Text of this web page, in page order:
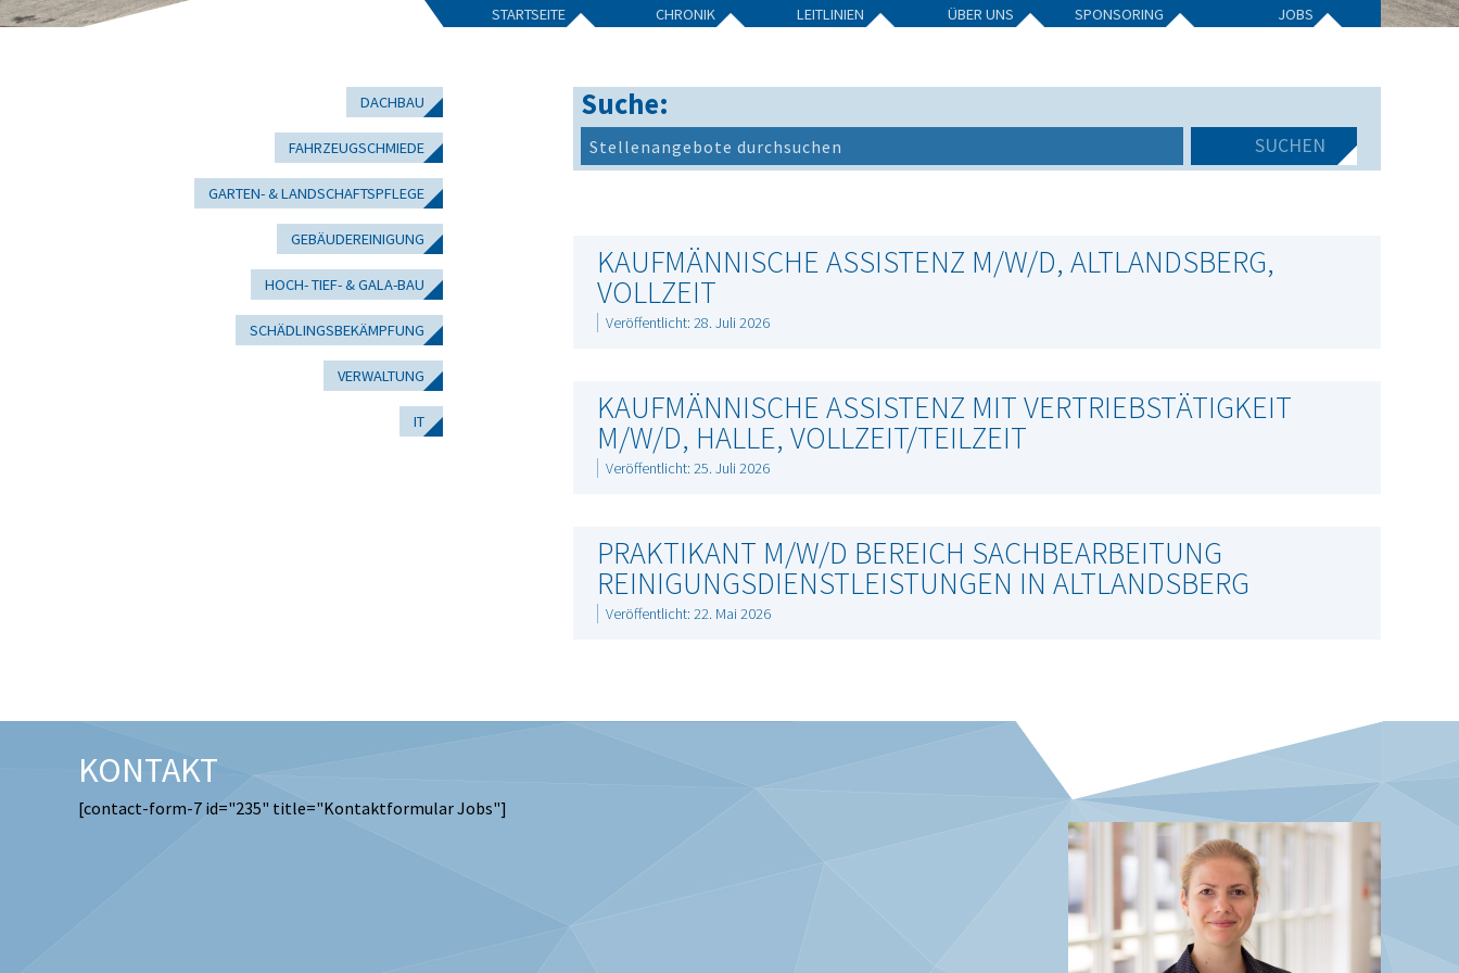
STARTSEITE CHRONIK LEITLINIEN ÜBER UNS SPONSORING JOBS
DACHBAU
FAHRZEUGSCHMIEDE
GARTEN- & LANDSCHAFTSPFLEGE
GEBÄUDEREINIGUNG
HOCH- TIEF- & GALA-BAU
SCHÄDLINGSBEKÄMPFUNG
VERWALTUNG
IT
Suche:
KAUFMÄNNISCHE ASSISTENZ M/W/D, ALTLANDSBERG,
VOLLZEIT
Veröffentlicht: 28. Juli 2026
KAUFMÄNNISCHE ASSISTENZ MIT VERTRIEBSTÄTIGKEIT
M/W/D, HALLE, VOLLZEIT/TEILZEIT
Veröffentlicht: 25. Juli 2026
PRAKTIKANT M/W/D BEREICH SACHBEARBEITUNG
REINIGUNGSDIENSTLEISTUNGEN IN ALTLANDSBERG
Veröffentlicht: 22. Mai 2026
KONTAKT
[contact-form-7 id="235" title="Kontaktformular Jobs"]